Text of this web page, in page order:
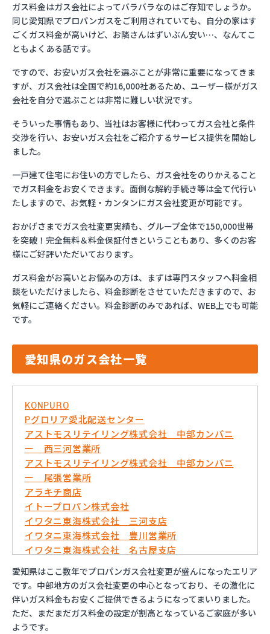
ガス料金はガス会社によってバラバラなのはご存知でしょうか。
同じ愛知県でプロパンガスをご利用されていても、自分の家はす
ごくガス料金が高いけど、お隣さんはずいぶん安い…、なんてこ
ともよくある話です。
ですので、お安いガス会社を選ぶことが非常に重要になってきま
すが、ガス会社は全国で約16,000社あるため、ユーザー様がガス
会社を自分で選ぶことは非常に難しい状況です。
そういった事情もあり、当社はお客様に代わってガス会社と条件
交渉を行い、お安いガス会社をご紹介するサービス提供を開始し
ました。
一戸建て住宅にお住いの方でしたら、ガス会社をのりかえること
でガス料金をお安くできます。面倒な解約手続き等は全て代行い
たしますので、お気軽・カンタンにガス会社変更が可能です。
おかげさまでガス会社変更実績も、グループ全体で150,000世帯
を突破！完全無料＆料金保証付きということもあり、多くのお客
様にご好評いただいております。
ガス料金がお高いとお悩みの方は、まずは専門スタッフへ料金相
談をいただけましたら、料金診断をさせていただきますので、お
気軽にご連絡ください。料金診断のみであれば、WEB上でも可能
です。
愛知県のガス会社一覧
KONPURO
Pグロリア愛北配送センター
アストモスリテイリング株式会社 中部カンパニ
ー 西三河営業所
アストモスリテイリング株式会社 中部カンパニ
ー 尾張営業所
アラキチ商店
イトープロパン株式会社
イワタニ東海株式会社 三河支店
イワタニ東海株式会社 豊川営業所
イワタニ東海株式会社 名古屋支店
イワタニ東海株式会社 名古屋南営業所
およべプロパン
ガスショップイチカワ
ガステックサービス株式会社 安城営業所
ガステックサービス株式会社 西三河支店
愛知県はここ数年でプロパンガス会社変更が盛んになったエリア
です。中部地方のガス会社変更の中心となっており、その激化に
伴いガス料金もお安くご提供できるようになってまいりました。
ただ、まだまだガス料金の設定が割高となっているご家庭が多い
ようです。